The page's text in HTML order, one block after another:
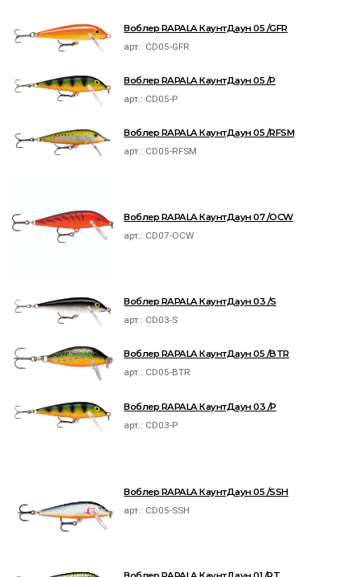
Воблер RAPALA КаунтДаун 05 /GFR
арт.: CD05-GFR
Воблер RAPALA КаунтДаун 05 /P
арт.: CD05-P
Воблер RAPALA КаунтДаун 05 /RFSM
арт.: CD05-RFSM
Воблер RAPALA КаунтДаун 07 /OCW
арт.: CD07-OCW
Воблер RAPALA КаунтДаун 03 /S
арт.: CD03-S
Воблер RAPALA КаунтДаун 05 /BTR
арт.: CD05-BTR
Воблер RAPALA КаунтДаун 03 /P
арт.: CD03-P
Воблер RAPALA КаунтДаун 05 /SSH
арт.: CD05-SSH